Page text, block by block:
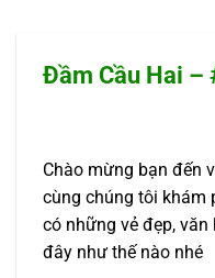
Đầm Cầu Hai –
Chào mừng bạn đến
cùng chúng tôi khám
có những vẻ đẹp,
đây như thế nào nhé